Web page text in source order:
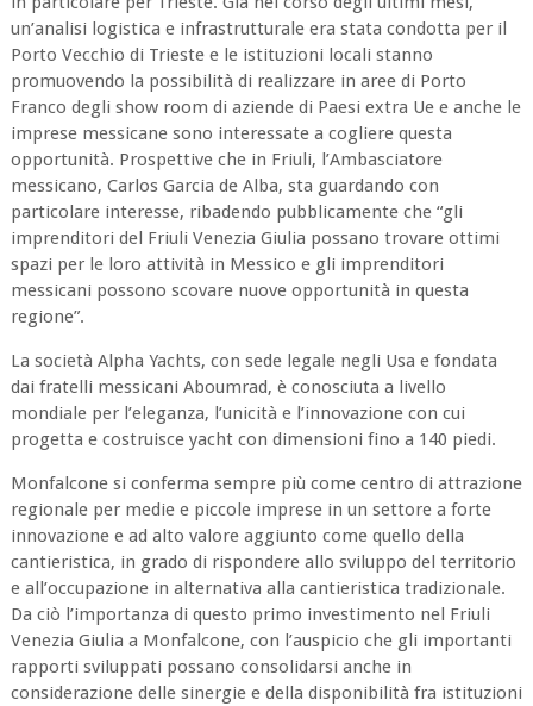
un’analisi logistica e infrastrutturale era stata condotta per il
Porto Vecchio di Trieste e le istituzioni locali stanno
promuovendo la possibilità di realizzare in aree di Porto
Franco degli show room di aziende di Paesi extra Ue e anche le
imprese messicane sono interessate a cogliere questa
opportunità. Prospettive che in Friuli, l’Ambasciatore
messicano, Carlos Garcia de Alba, sta guardando con
particolare interesse, ribadendo pubblicamente che “gli
imprenditori del Friuli Venezia Giulia possano trovare ottimi
spazi per le loro attività in Messico e gli imprenditori
messicani possono scovare nuove opportunità in questa
regione”.
La società Alpha Yachts, con sede legale negli Usa e fondata
dai fratelli messicani Aboumrad, è conosciuta a livello
mondiale per l’eleganza, l’unicità e l’innovazione con cui
progetta e costruisce yacht con dimensioni fino a 140 piedi.
Monfalcone si conferma sempre più come centro di attrazione
regionale per medie e piccole imprese in un settore a forte
innovazione e ad alto valore aggiunto come quello della
cantieristica, in grado di rispondere allo sviluppo del territorio
e all’occupazione in alternativa alla cantieristica tradizionale.
Da ciò l’importanza di questo primo investimento nel Friuli
Venezia Giulia a Monfalcone, con l’auspicio che gli importanti
rapporti sviluppati possano consolidarsi anche in
considerazione delle sinergie e della disponibilità fra istituzioni